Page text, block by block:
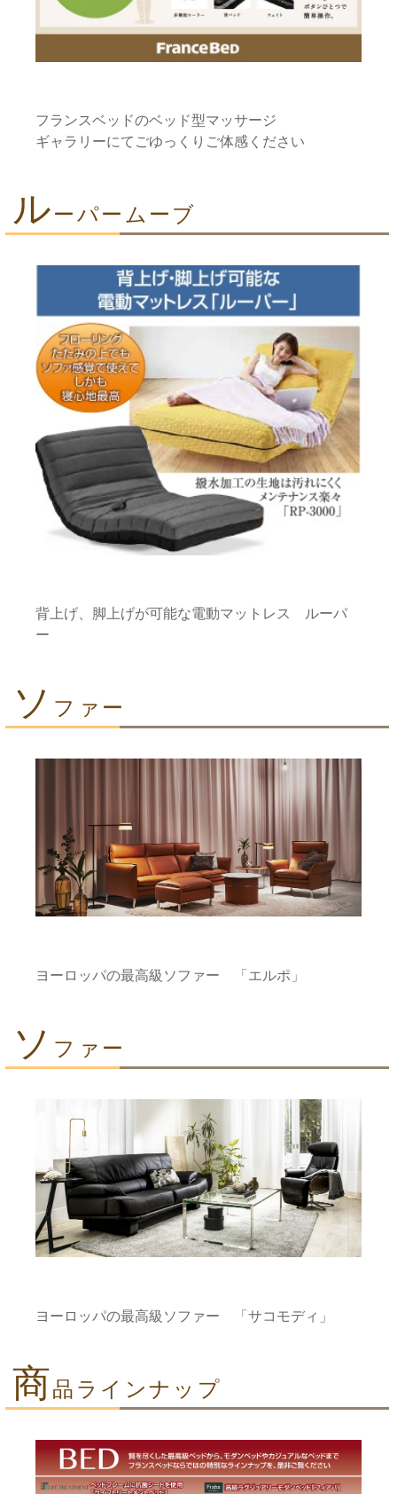
フランスベッドのベッド型マッサージ
ギャラリーにてごゆっくりご体感ください
ル ーパームーブ
背上げ、脚上げが可能な電動マットレス ルーパ
ー
ソ ファー
ヨーロッパの最高級ソファー 「エルポ」
ソ ファー
ヨーロッパの最高級ソファー 「サコモディ」
商 品ラインナップ